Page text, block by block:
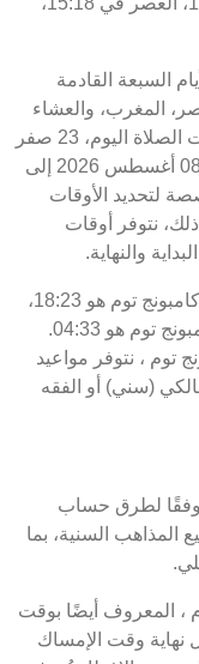
السبعة القادمة
المغرب، والعشاء
في باراي كامبونج توم متاحة للاطلاع. أوقات الصلاة اليوم، 23 صفر
1448 ، وبرنامج الأيام السبعة القادمة، من 08 أغسطس 2026 إلى
مخصصة لتحديد الأوقات
نتوفر أوقات
والنهاية.
موعد غروب الشمس أو الإفطار في باراي كامبونج توم هو 18:23،
ووقت انتهاء السحور أو الفجر في باراي كامبونج توم هو 04:33.
توم ، نتوفر مواعيد
(سني) أو الفقه
وفقًا لطرق حساب
المذاهب السنية، بما
، المعروف أيضًا بوقت
يمثل نهاية وقت الإمساك